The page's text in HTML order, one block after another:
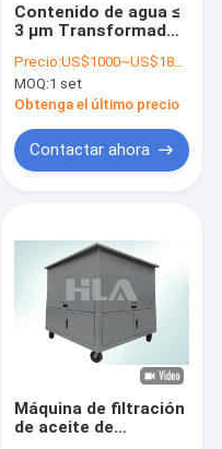
Contenido de agua ≤
3 μm Transformador
Purificador de aceite
con medidor de
caudal opcional
Precio:US$1000~US$18000
MOQ:1 set
Obtenga el último precio
Contactar ahora
Máquina de filtración
de aceite de